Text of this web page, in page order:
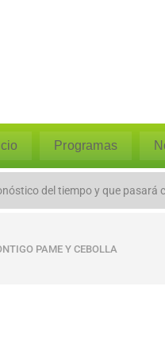
Programas
del tiempo y que pasará
PAME Y CEBOLLA